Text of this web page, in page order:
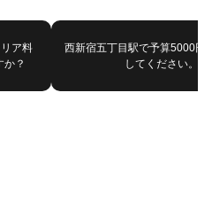
ア料
？
西新宿五丁目駅で予算5000円
してください。